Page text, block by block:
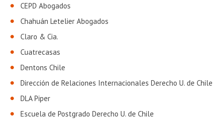
CEPD Abogados
Chahuán Letelier Abogados
Claro & Cia.
Cuatrecasas
Dentons Chile
Dirección de Relaciones Internacionales Derecho U. de Chile
DLA Piper
Escuela de Postgrado Derecho U. de Chile